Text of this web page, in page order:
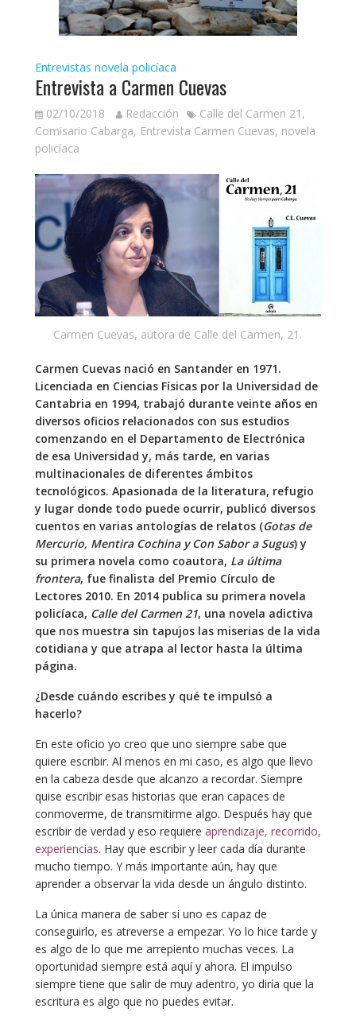
Entrevistas novela policíaca
Entrevista a Carmen Cuevas
02/10/2018 Redacción Calle del Carmen 21 ,
Comisario Cabarga, Entrevista Carmen Cuevas, novela
policíaca
Carmen Cuevas, autora de Calle del Carmen, 21.
Carmen Cuevas nació en Santander en 1971.
Licenciada en Ciencias Físicas por la Universidad de
Cantabria en 1994, trabajó durante veinte años en
diversos oficios relacionados con sus estudios
comenzando en el Departamento de Electrónica
de esa Universidad y, más tarde, en varias
multinacionales de diferentes ámbitos
tecnológicos. Apasionada de la literatura, refugio
y lugar donde todo puede ocurrir, publicó diversos
cuentos en varias antologías de relatos (Gotas de
Mercurio, Mentira Cochina y Con Sabor a Sugus) y
su primera novela como coautora, La última
frontera, fue finalista del Premio Círculo de
Lectores 2010. En 2014 publica su primera novela
policíaca, Calle del Carmen 21, una novela adictiva
que nos muestra sin tapujos las miserias de la vida
cotidiana y que atrapa al lector hasta la última
página.
¿Desde cuándo escribes y qué te impulsó a
hacerlo?
En este oficio yo creo que uno siempre sabe que
quiere escribir. Al menos en mi caso, es algo que llevo
en la cabeza desde que alcanzo a recordar. Siempre
quise escribir esas historias que eran capaces de
conmoverme, de transmitirme algo. Después hay que
escribir de verdad y eso requiere aprendizaje, recorrido,
experiencias. Hay que escribir y leer cada día durante
mucho tiempo. Y más importante aún, hay que
aprender a observar la vida desde un ángulo distinto.
La única manera de saber si uno es capaz de
conseguirlo, es atreverse a empezar. Yo lo hice tarde y
es algo de lo que me arrepiento muchas veces. La
oportunidad siempre está aquí y ahora. El impulso
siempre tiene que salir de muy adentro, yo diría que la
escritura es algo que no puedes evitar.